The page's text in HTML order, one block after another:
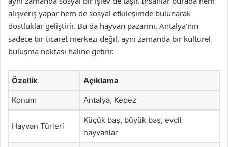
alışveriş yapar hem de sosyal etkileşimde bulunarak
dostluklar geliştirir. Bu da hayvan pazarını, Antalya’nın
sadece bir ticaret merkezi değil, aynı zamanda bir kültürel
buluşma noktası haline getirir.
Özellik Açıklama
Konum Antalya, Kepez
Hayvan Türleri
Küçük baş, büyük baş, evcil
hayvanlar